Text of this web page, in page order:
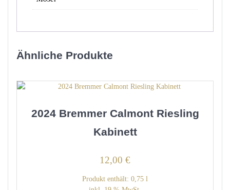
Ähnliche Produkte
2024 Bremmer Calmont Riesling
Kabinett
12,00 €
Produkt enthält: 0,75 l